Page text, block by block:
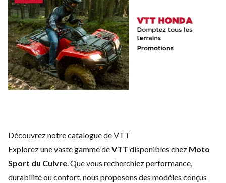
Découvrez notre catalogue de VTT
Explorez une vaste gamme deVTT disponibles chez Moto
Sport du Cuivre. Que vous recherchiez performance,
durabilité ou confort, nous proposons des modèles conçus